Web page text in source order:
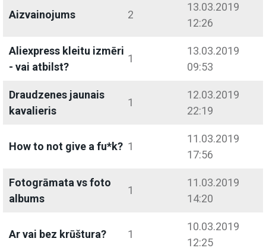
Aizvainojums 2
13.03.2019
12:26
Aliexpress kleitu izmēri
- vai atbilst?
1
13.03.2019
09:53
Draudzenes jaunais
kavalieris
1
12.03.2019
22:19
How to not give a fu*k? 1
11.03.2019
17:56
Fotogrāmata vs foto
albums
1
11.03.2019
14:20
Ar vai bez krūštura? 1
10.03.2019
12:25